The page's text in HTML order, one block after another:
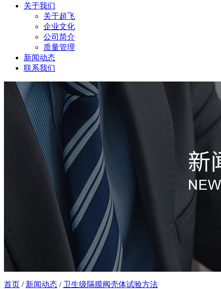
关于我们
关于超飞
企业文化
公司简介
质量管理
新闻动态
联系我们
首页 / 新闻动态 / 卫生级隔膜阀壳体试验方法